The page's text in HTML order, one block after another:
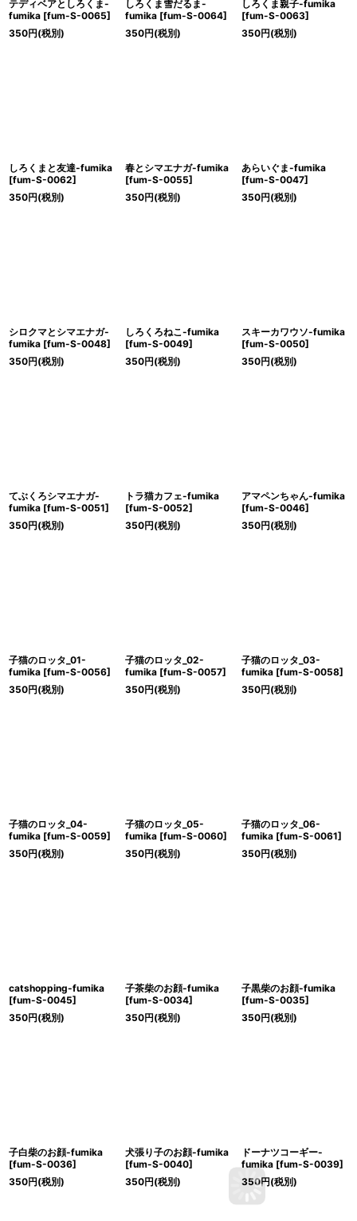
テディベアとしろくま-
fumika [fum-S-0065]
350円(税別)
しろくま雪だるま-
fumika [fum-S-0064]
350円(税別)
しろくま親子-fumika
[fum-S-0063]
350円(税別)
しろくまと友達-fumika
[fum-S-0062]
350円(税別)
春とシマエナガ-fumika
[fum-S-0055]
350円(税別)
あらいぐま-fumika
[fum-S-0047]
350円(税別)
シロクマとシマエナガ-
fumika [fum-S-0048]
350円(税別)
しろくろねこ-fumika
[fum-S-0049]
350円(税別)
スキーカワウソ-fumika
[fum-S-0050]
350円(税別)
てぶくろシマエナガ-
fumika [fum-S-0051]
350円(税別)
トラ猫カフェ-fumika
[fum-S-0052]
350円(税別)
アマペンちゃん-fumika
[fum-S-0046]
350円(税別)
子猫のロッタ_01-
fumika [fum-S-0056]
350円(税別)
子猫のロッタ_02-
fumika [fum-S-0057]
350円(税別)
子猫のロッタ_03-
fumika [fum-S-0058]
350円(税別)
子猫のロッタ_04-
fumika [fum-S-0059]
350円(税別)
子猫のロッタ_05-
fumika [fum-S-0060]
350円(税別)
子猫のロッタ_06-
fumika [fum-S-0061]
350円(税別)
catshopping-fumika
[fum-S-0045]
350円(税別)
子茶柴のお顔-fumika
[fum-S-0034]
350円(税別)
子黒柴のお顔-fumika
[fum-S-0035]
350円(税別)
子白柴のお顔-fumika
[fum-S-0036]
350円(税別)
犬張り子のお顔-fumika
[fum-S-0040]
350円(税別)
ドーナツコーギー-
fumika [fum-S-0039]
350円(税別)